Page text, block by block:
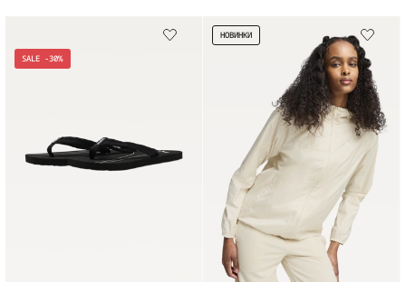
SALE -30%
НОВИНКИ